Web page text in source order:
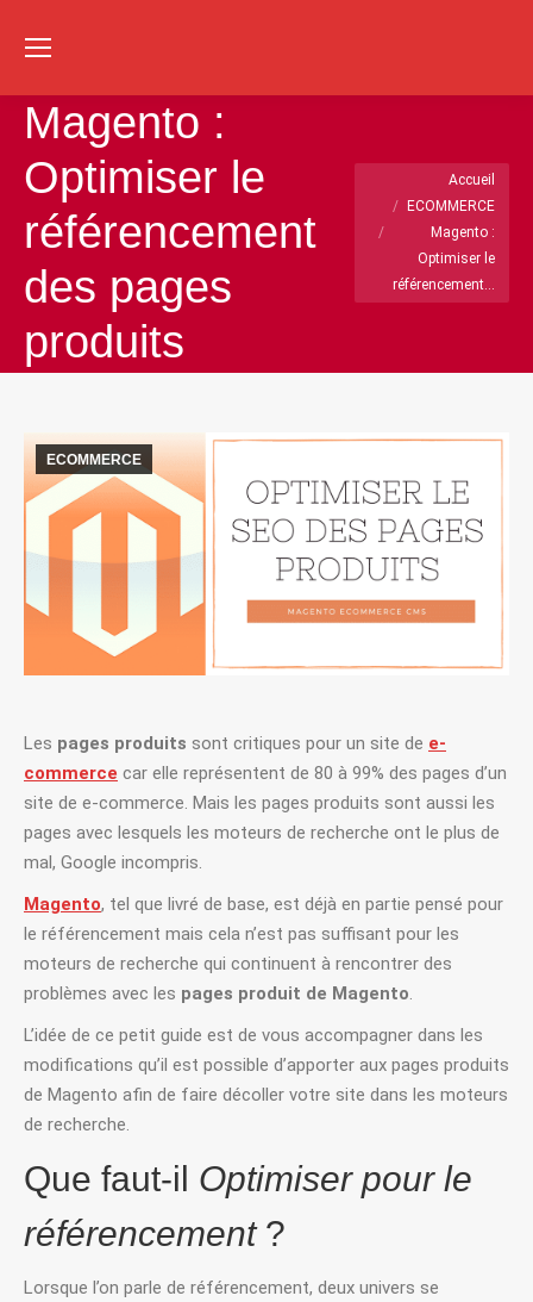
:
Magento :
Optimiser le
référencement
des pages
produits
Vous êtes ici :Accueil
ECOMMERCE
Magento :
Optimiser le
référencement…
ECOMMERCE
Les pages produits sont critiques pour un site de e-
commerce car elle représentent de 80 à 99% des pages d’un
site de e-commerce. Mais les pages produits sont aussi les
pages avec lesquels les moteurs de recherche ont le plus de
mal, Google incompris.
Magento, tel que livré de base, est déjà en partie pensé pour
le référencement mais cela n’est pas suffisant pour les
moteurs de recherche qui continuent à rencontrer des
problèmes avec les pages produit de Magento.
L’idée de ce petit guide est de vous accompagner dans les
modifications qu’il est possible d’apporter aux pages produits
de Magento afin de faire décoller votre site dans les moteurs
de recherche.
Que faut-il Optimiser pour le
référencement ?
Lorsque l’on parle de référencement, deux univers se